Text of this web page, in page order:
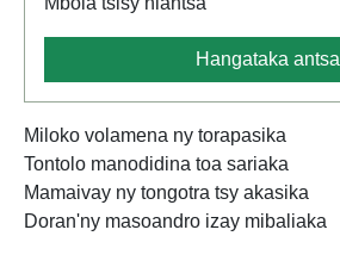
Hangataka antsa
Miloko volamena ny torapasika
Tontolo manodidina toa sariaka
Mamaivay ny tongotra tsy akasika
Doran'ny masoandro izay mibaliaka